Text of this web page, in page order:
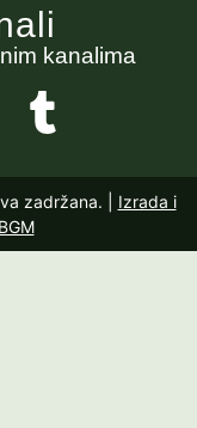
kanalima
zadržana. | Izrada i